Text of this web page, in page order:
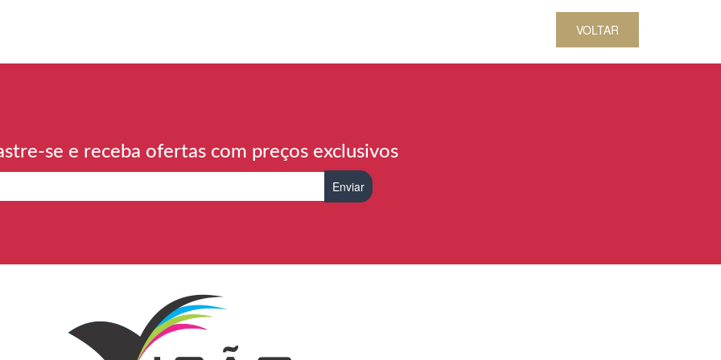
VOLTAR
se e receba ofertas com preços exclusivos